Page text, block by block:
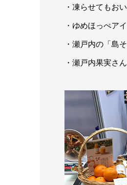
・凍らせてもお
・ゆめほっぺア
・瀬戸内の「島
・瀬戸内果実さ